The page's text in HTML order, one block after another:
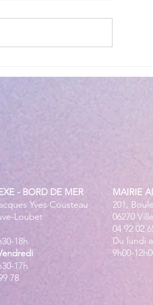
- BORD DE MER
Yves Cousteau
Loubet
18h
17h
78
MAIRIE
201,
06270
04 92 02
Du lundi
9h00-